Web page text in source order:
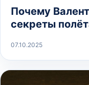
Почему
секреты
07.10.2025